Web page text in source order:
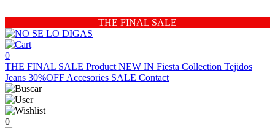
THE FINAL SALE
0
THE FINAL SALE Product NEW IN Fiesta Collection Tejidos
Jeans 30%OFF Accesories SALE Contact
0